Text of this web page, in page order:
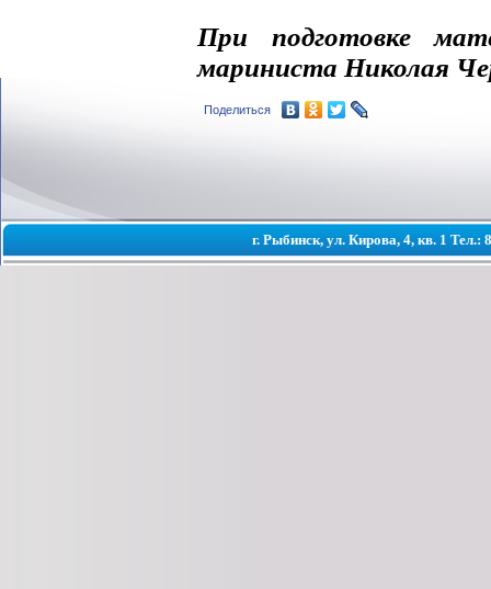
При подготовке
мариниста Николая
Поделиться
г. Рыбинск, ул. Кирова, 4, кв. 1 Тел.: